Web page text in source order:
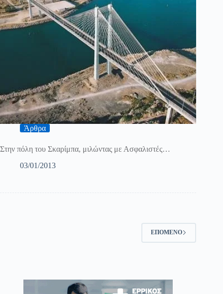
Άρθρα
Στην πόλη του Σκαρίμπα, μιλώντας με Ασφαλιστές…
03/01/2013
ΕΠΌΜΕΝΟ